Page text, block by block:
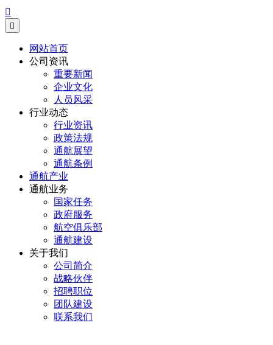


网站首页
公司资讯
重要新闻
企业文化
人员风采
行业动态
行业资讯
政策法规
通航展望
通航条例
通航产业
通航业务
国家任务
政府服务
航空俱乐部
通航建设
关于我们
公司简介
战略伙伴
招聘职位
团队建设
联系我们